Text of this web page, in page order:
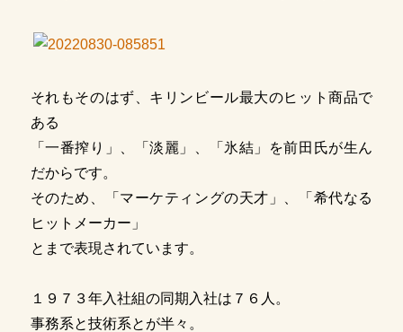
それもそのはず、キリンビール最大のヒット商品で
ある
「一番搾り」、「淡麗」、「氷結」を前田氏が生ん
だからです。
そのため、「マーケティングの天才」、「希代なる
ヒットメーカー」
とまで表現されています。
１９７３年入社組の同期入社は７６人。
事務系と技術系とが半々。